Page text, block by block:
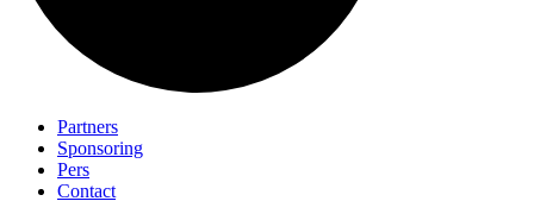
Partners
Sponsoring
Pers
Contact